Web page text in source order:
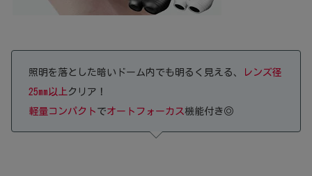
照明を落とした暗いドーム内でも明るく見える、
レンズ径
25mm以上 クリア！
軽量コンパクト でオートフォーカス機能付き◎